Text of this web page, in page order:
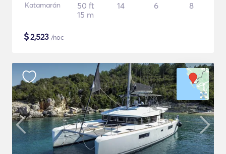
Katamarán
50 ft
15 m
14 6 8
$2,523 /noc